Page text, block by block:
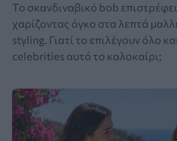
Το σκανδιναβικό bob
χαρίζοντας όγκο στα λεπτά
styling. Γιατί το επιλέγουν όλο
celebrities αυτό το καλοκαίρι;